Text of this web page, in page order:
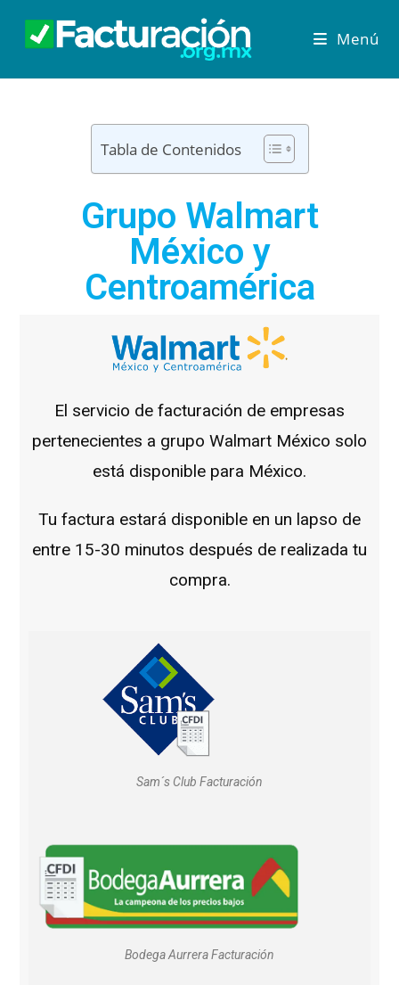
Menú
Tabla de Contenidos
Grupo Walmart
México y
Centroamérica
El servicio de facturación de empresas
pertenecientes a grupo Walmart México solo
está disponible para México.
Tu factura estará disponible en un lapso de
entre 15-30 minutos después de realizada tu
compra.
Sam´s Club Facturación
Bodega Aurrera Facturación